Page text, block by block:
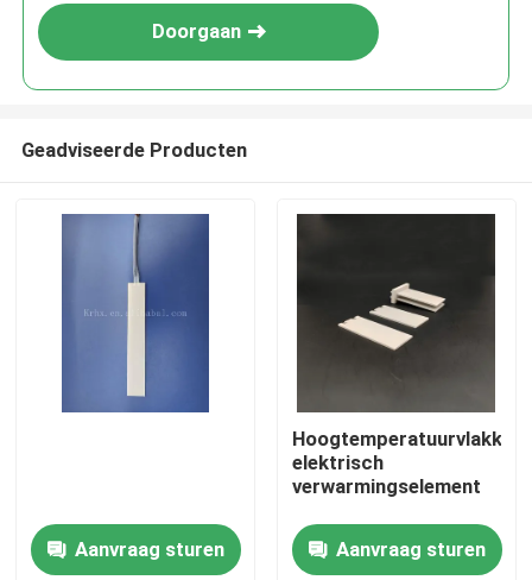
Video's
Doorgaan
Geadviseerde Producten
Aanvraag sturen
elektrisch
verwarmingselement
Aanvraag sturen